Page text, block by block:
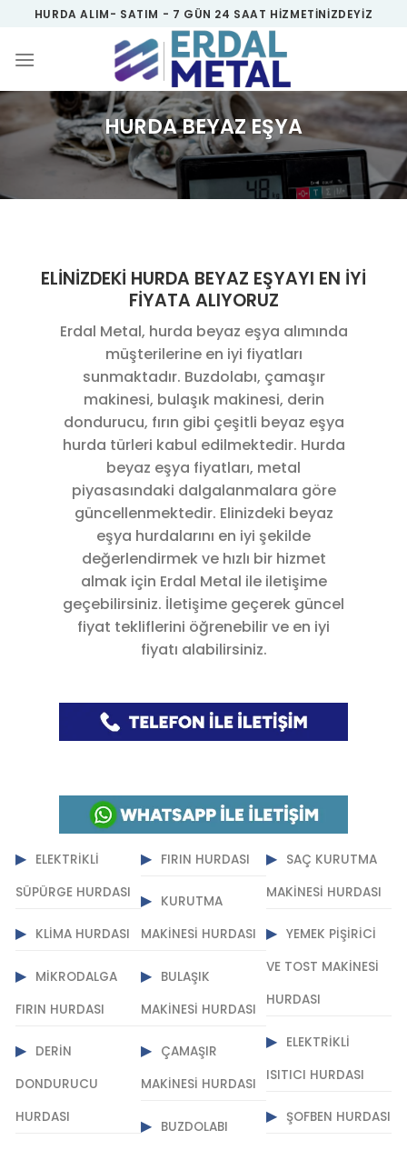
content
HURDA ALIM- SATIM - 7 GÜN 24 SAAT HIZMETINIZDEYIZ
HURDA BEYAZ EŞYA
ELİNİZDEKİ HURDA BEYAZ EŞYAYI EN İYİ
FİYATA ALIYORUZ
Erdal Metal, hurda beyaz eşya alımında
müşterilerine en iyi fiyatları
sunmaktadır. Buzdolabı, çamaşır
makinesi, bulaşık makinesi, derin
dondurucu, fırın gibi çeşitli beyaz eşya
hurda türleri kabul edilmektedir. Hurda
beyaz eşya fiyatları, metal
piyasasındaki dalgalanmalara göre
güncellenmektedir. Elinizdeki beyaz
eşya hurdalarını en iyi şekilde
değerlendirmek ve hızlı bir hizmet
almak için Erdal Metal ile iletişime
geçebilirsiniz. İletişime geçerek güncel
fiyat tekliflerini öğrenebilir ve en iyi
fiyatı alabilirsiniz.
ELEKTRIKLI
SÜPÜRGE HURDASI
KLIMA HURDASI
MIKRODALGA
FIRIN HURDASI
DERIN
DONDURUCU
HURDASI
FIRIN HURDASI
KURUTMA
MAKINESI HURDASI
BULAŞIK
MAKINESI HURDASI
ÇAMAŞIR
MAKINESI HURDASI
BUZDOLABI
SAÇ KURUTMA
MAKINESI HURDASI
YEMEK PIŞIRICI
VE TOST MAKINESI
HURDASI
ELEKTRIKLI
ISITICI HURDASI
ŞOFBEN HURDASI